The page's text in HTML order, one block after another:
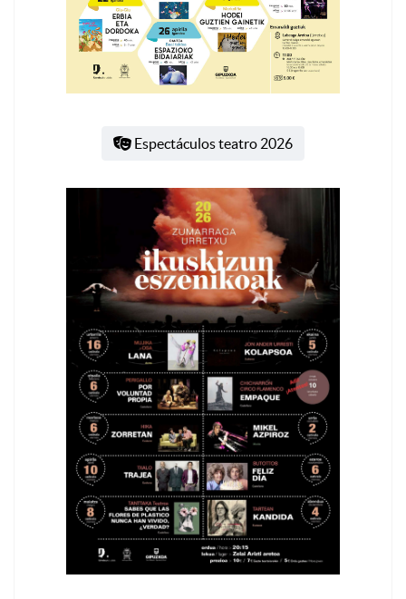
Espectáculos teatro 2026